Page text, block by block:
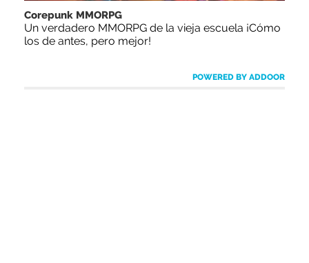
Corepunk MMORPG
Un verdadero MMORPG de la vieja escuela ¡Cómo
los de antes, pero mejor!
POWERED BY ADDOOR